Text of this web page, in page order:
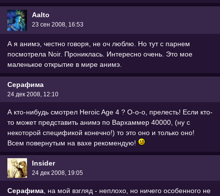
Aalto
23 сен 2008, 16:53
А я анимэ, честно говоря, не оч люблю. Но тут с парнем
посмотрела Noir. Прониклась. Интересно очень. Это мое
маленькое открытие в мире анимэ.
Серафима
24 дек 2008, 12:10
А кто-нибудь смотрел Heroic Age 4 ? О-о-о, прелесть! Если кто-
то может представить анимэ по Вархаммер 40000, (ну с
некоторой спецификой конечно!) то это оно и только оно!
Всем повернутым на вахе рекомендую!
Insider
24 дек 2008, 19:05
Серафима , на мой взгляд - неплохо, но ничего особенного не